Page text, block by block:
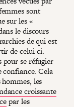
sont
sur les «
le discours
de qui est
de celui-ci.
pour se réfugier
confiance. Cela
les
croissante
par les